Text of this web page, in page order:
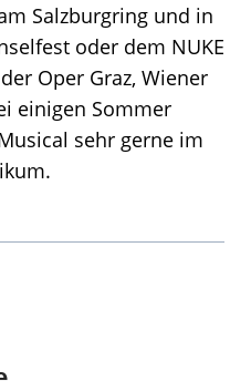
Salzburgring und in
oder dem NUKE
Oper Graz, Wiener
einigen Sommer
sehr gerne im